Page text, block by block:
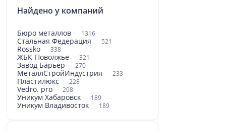
Найдено у компаний
Бюро металлов 1316
Стальная Федерация 521
Rossko 338
ЖБК-Поволжье 321
Завод Барьер 270
МеталлСтройИндустрия 233
Пластилюкс 228
Vedro. pro 208
Уникум Хабаровск 189
Уникум Владивосток 189